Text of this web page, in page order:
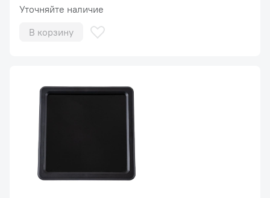
Уточняйте наличие
В корзину